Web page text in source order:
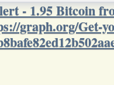
- 1.95 Bitcoin
graph.org/Get-